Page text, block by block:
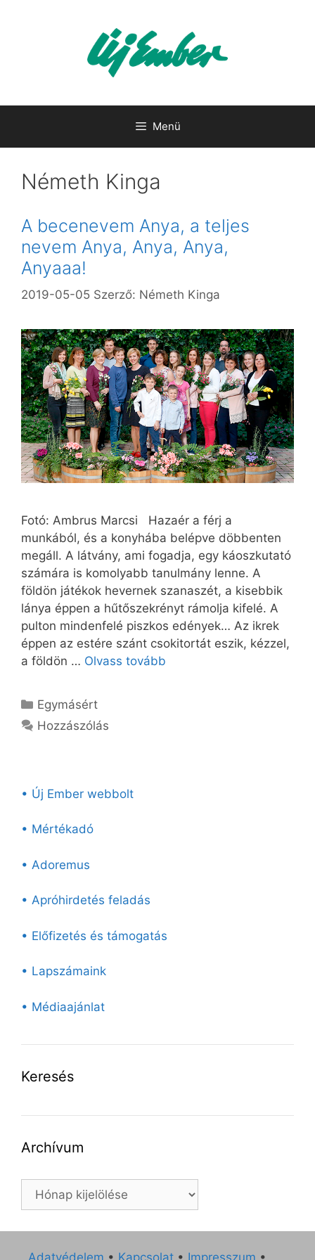
Menü
Németh Kinga
A becenevem Anya, a teljes
nevem Anya, Anya, Anya,
Anyaaa!
2019-05-05 Szerző: Németh Kinga
Fotó: Ambrus Marcsi Hazaér a férj a
munkából, és a konyhába belépve döbbenten
megáll. A látvány, ami fogadja, egy káoszkutató
számára is komolyabb tanulmány lenne. A
földön játékok hevernek szanaszét, a kisebbik
lánya éppen a hűtőszekrényt rámolja kifelé. A
pulton mindenfelé piszkos edények… Az ikrek
éppen az estére szánt csokitortát eszik, kézzel,
a földön … Olvass tovább
Kategória
Egymásért
Hozzászólás
• Új Ember webbolt
• Mértékadó
• Adoremus
• Apróhirdetés feladás
• Előfizetés és támogatás
• Lapszámaink
• Médiaajánlat
Keresés
Archívum
Archívum
Adatvédelem • Kapcsolat • Impresszum •